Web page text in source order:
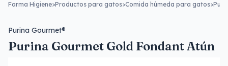
Farma Higiene>Productos para gatos>Comida húmeda para gatos>
Purina Gourmet®
Purina Gourmet Gold Fondant Atún